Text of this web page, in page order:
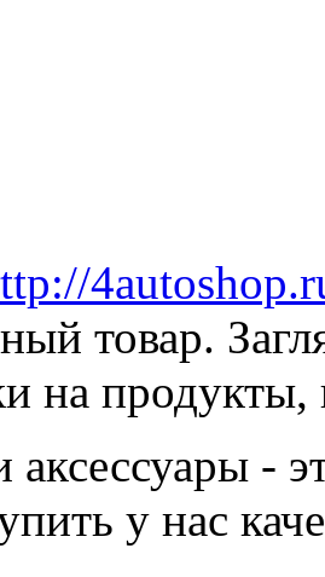
товар.
на
аксессуары -
у нас